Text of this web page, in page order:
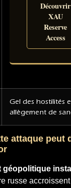
Découvrir
XAU
Reserve
Access
Gel des hostilités
allègement de
attaque peut
géopolitique
russe